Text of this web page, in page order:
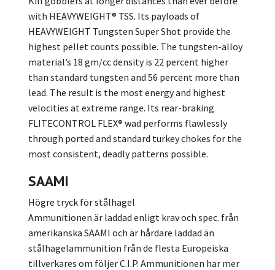
with HEAVYWEIGHT® TSS. Its payloads of
HEAVYWEIGHT Tungsten Super Shot provide the
highest pellet counts possible. The tungsten-alloy
material’s 18 gm/cc density is 22 percent higher
than standard tungsten and 56 percent more than
lead. The result is the most energy and highest
velocities at extreme range. Its rear-braking
FLITECONTROL FLEX® wad performs flawlessly
through ported and standard turkey chokes for the
most consistent, deadly patterns possible.
SAAMI
Högre tryck för stålhagel
Ammunitionen är laddad enligt krav och spec. från
amerikanska SAAMI och är hårdare laddad än
stålhagelammunition från de flesta Europeiska
tillverkares om följer C.I.P. Ammunitionen har mer